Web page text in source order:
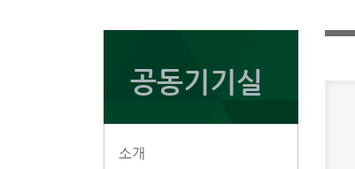
공동기기실
소개